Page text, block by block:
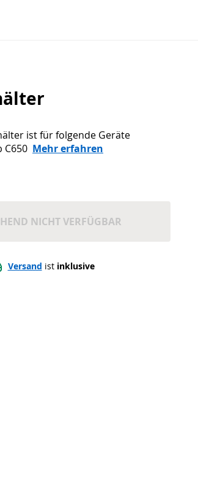
ist für folgende Geräte
C650 Mehr erfahren
NICHT VERFÜGBAR
Versand ist inklusive